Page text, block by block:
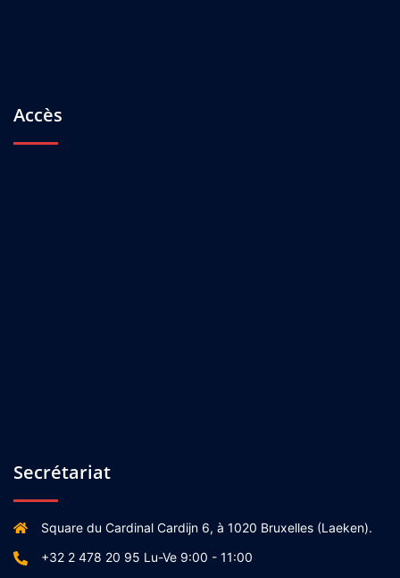
Accès
Secrétariat
Square du Cardinal Cardijn 6, à 1020 Bruxelles (Laeken).
+32 2 478 20 95 Lu-Ve 9:00 - 11:00